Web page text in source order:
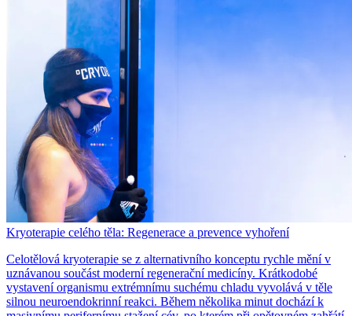
Kryoterapie celého těla: Regenerace a prevence vyhoření
Celotělová kryoterapie se z alternativního konceptu rychle mění v
uznávanou součást moderní regenerační medicíny. Krátkodobé
vystavení organismu extrémnímu suchému chladu vyvolává v těle
silnou neuroendokrinní reakci. Během několika minut dochází k